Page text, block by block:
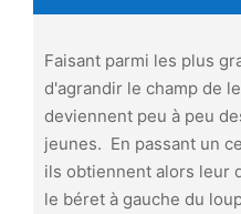
Faisant parmi les plus
d'agrandir le champ de
deviennent peu à peu
jeunes. En passant un
ils obtiennent alors leur
le béret à gauche du